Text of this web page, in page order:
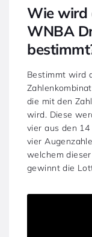
Wie wird
WNBA
Bestimmt wird
die mit den
wird. Diese
vier aus den
vier
welchem
gewinnt die